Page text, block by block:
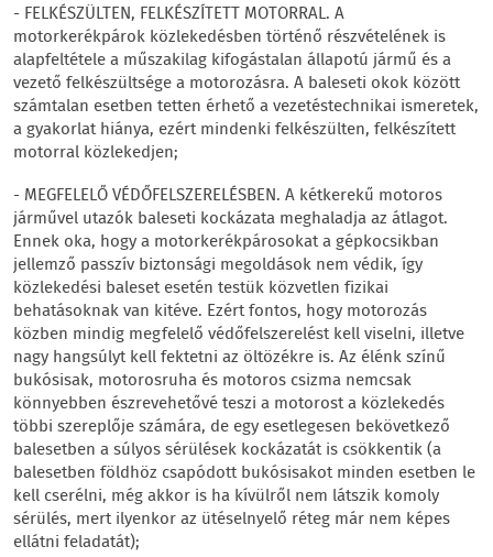
- FELKÉSZÜLTEN, FELKÉSZÍTETT MOTORRAL. A
motorkerékpárok közlekedésben történő részvételének is
alapfeltétele a műszakilag kifogástalan állapotú jármű és a
vezető felkészültsége a motorozásra. A baleseti okok között
számtalan esetben tetten érhető a vezetéstechnikai ismeretek,
a gyakorlat hiánya, ezért mindenki felkészülten, felkészített
motorral közlekedjen;
- MEGFELELŐ VÉDŐFELSZERELÉSBEN. A kétkerekű motoros
járművel utazók baleseti kockázata meghaladja az átlagot.
Ennek oka, hogy a motorkerékpárosokat a gépkocsikban
jellemző passzív biztonsági megoldások nem védik, így
közlekedési baleset esetén testük közvetlen fizikai
behatásoknak van kitéve. Ezért fontos, hogy motorozás
közben mindig megfelelő védőfelszerelést kell viselni, illetve
nagy hangsúlyt kell fektetni az öltözékre is. Az élénk színű
bukósisak, motorosruha és motoros csizma nemcsak
könnyebben észrevehetővé teszi a motorost a közlekedés
többi szereplője számára, de egy esetlegesen bekövetkező
balesetben a súlyos sérülések kockázatát is csökkentik (a
balesetben földhöz csapódott bukósisakot minden esetben le
kell cserélni, még akkor is ha kívülről nem látszik komoly
sérülés, mert ilyenkor az ütéselnyelő réteg már nem képes
ellátni feladatát);